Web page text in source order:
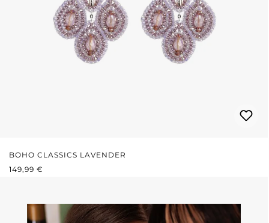
BOHO CLASSICS LAVENDER
REGULÄRER PREIS:
149,99 €